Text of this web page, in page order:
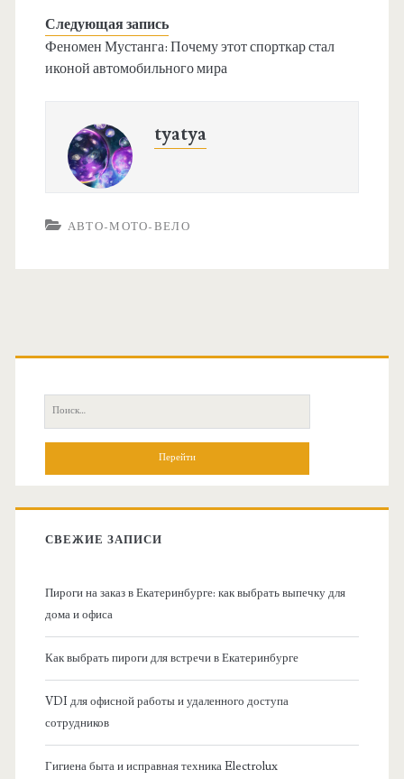
Следующая запись
Феномен Мустанга: Почему этот спорткар стал
иконой автомобильного мира
tyatya
АВТО-МОТО-ВЕЛО
О
П
о
:
СВЕЖИЕ ЗАПИСИ
Пироги на заказ в Екатеринбурге: как выбрать выпечку для
дома и офиса
Как выбрать пироги для встречи в Екатеринбурге
VDI для офисной работы и удаленного доступа
сотрудников
Гигиена быта и исправная техника Electrolux